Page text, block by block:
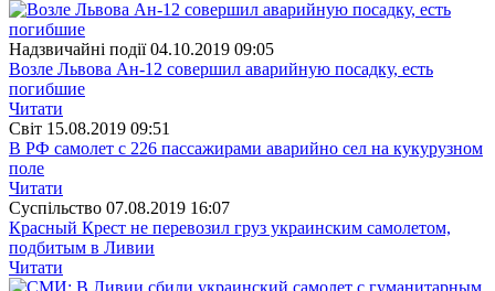
Надзвичайні події 04.10.2019 09:05
Возле Львова Ан-12 совершил аварийную посадку, есть
погибшие
Читати
Свiт 15.08.2019 09:51
В РФ самолет с 226 пассажирами аварийно сел на кукурузном
поле
Читати
Суспiльство 07.08.2019 16:07
Красный Крест не перевозил груз украинским самолетом,
подбитым в Ливии
Читати